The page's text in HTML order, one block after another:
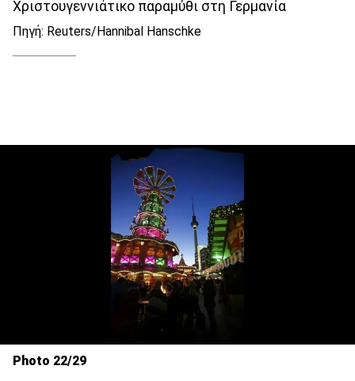
Χριστουγεννιάτικο παραμύθι στη Γερμανία
Πηγή: Reuters/Hannibal Hanschke
Photo 22/29